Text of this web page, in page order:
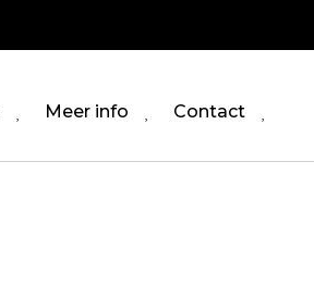
Meer info Contact